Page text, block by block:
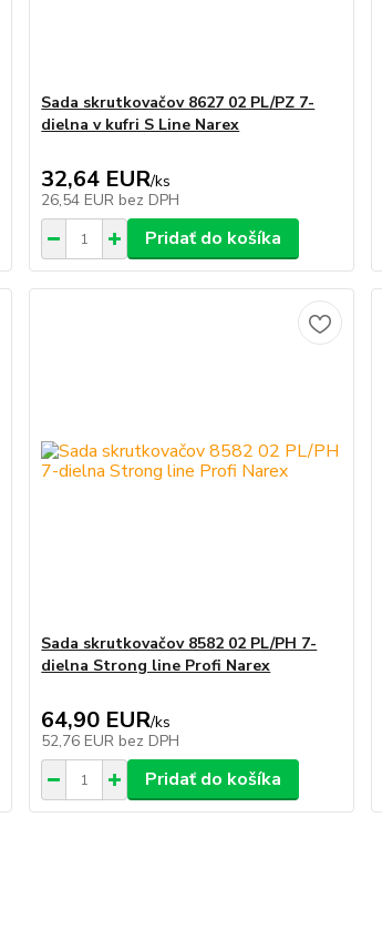
Sada skrutkovačov 8627 02 PL/PZ 7-
dielna v kufri S Line Narex
32,64 EUR/ks
26,54 EUR bez DPH
Pridať do košíka
Sada skrutkovačov 8582 02 PL/PH 7-
dielna Strong line Profi Narex
64,90 EUR/ks
52,76 EUR bez DPH
Pridať do košíka